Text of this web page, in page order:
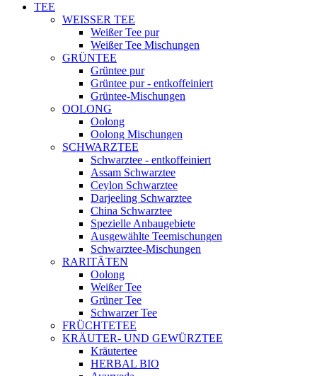
TEE
WEISSER TEE
Weißer Tee pur
Weißer Tee Mischungen
GRÜNTEE
Grüntee pur
Grüntee pur - entkoffeiniert
Grüntee-Mischungen
OOLONG
Oolong
Oolong Mischungen
SCHWARZTEE
Schwarztee - entkoffeiniert
Assam Schwarztee
Ceylon Schwarztee
Darjeeling Schwarztee
China Schwarztee
Spezielle Anbaugebiete
Ausgewählte Teemischungen
Schwarztee-Mischungen
RARITÄTEN
Oolong
Weißer Tee
Grüner Tee
Schwarzer Tee
FRÜCHTETEE
KRÄUTER- UND GEWÜRZTEE
Kräutertee
HERBAL BIO